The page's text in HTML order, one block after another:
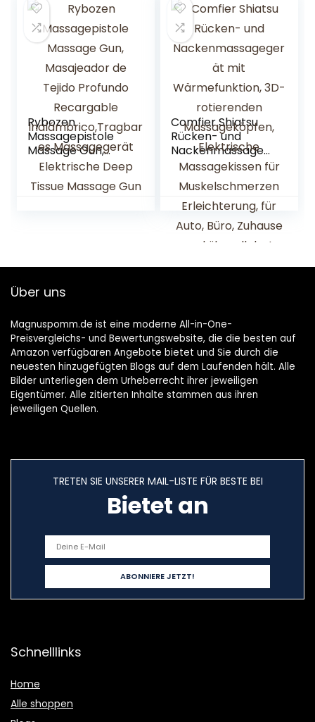
Rücken – inkl.
Verlängerungsgurt
– Neck Massager,
Schwarz
Wärmefunktion,
fürs Büro und
Zuhause
Rybozen
Massagepistole
Massage Gun,
Masajeador de
Tejido Profundo
Recargable
Tissue Massage
Comfier Shiatsu
Rücken- und
Nackenmassageg
erät mit
Wärmefunktion,
3D-rotierenden
Massageköpfen,
Elektrische
Massagekissen für
Erleichterung, für
Über uns
Magnuspomm.de ist eine moderne All-in-One-
Preisvergleichs- und Bewertungswebsite, die die besten auf
Amazon verfügbaren Angebote bietet und Sie durch die
neuesten hinzugefügten Blogs auf dem Laufenden hält. Alle
Bilder unterliegen dem Urheberrecht ihrer jeweiligen
Eigentümer. Alle zitierten Inhalte stammen aus ihren
jeweiligen Quellen.
TRETEN SIE UNSERER MAIL-LISTE FÜR BESTE BEI
Bietet an
Schnelllinks
Home
Alle shoppen